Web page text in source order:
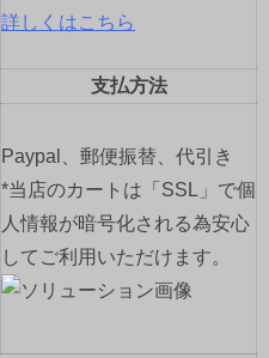
詳しくはこちら
支払方法
Paypal、郵便振替、代引き
*当店のカートは「SSL」で個
人情報が暗号化される為安心
してご利用いただけます。